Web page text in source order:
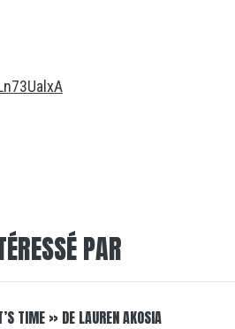
PAR
TIME » DE LAUREN AKOSIA